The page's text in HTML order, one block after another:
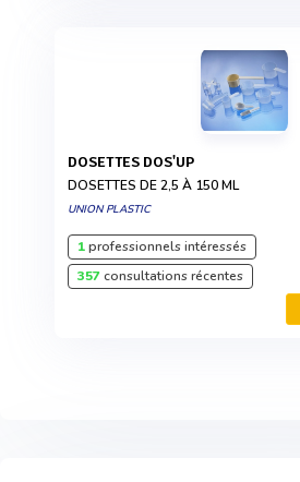
DOSETTES DOS'UP
DOSETTES DE 2,5 À 150 ML
UNION PLASTIC
1professionnels intéressés
357consultations récentes